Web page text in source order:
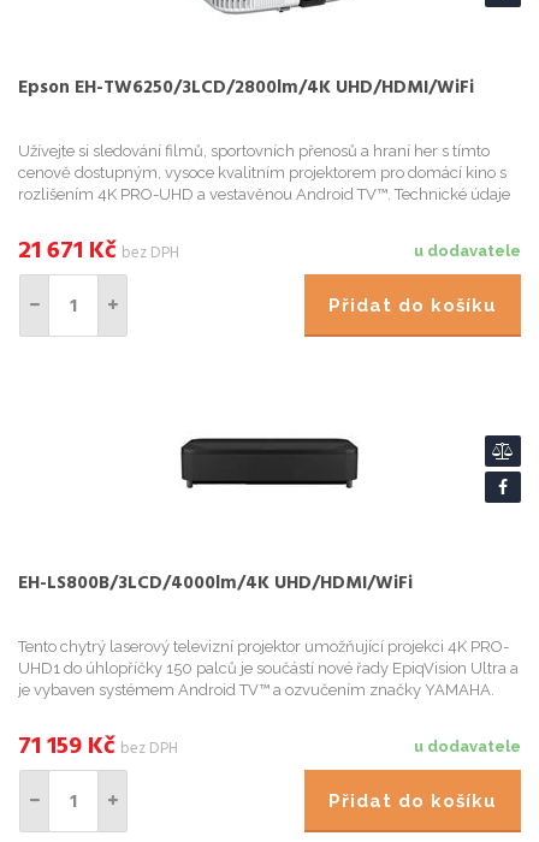
Epson EH-TW6250/3LCD/2800lm/4K UHD/HDMI/WiFi
Užívejte si sledování filmů, sportovních přenosů a hraní her s tímto
cenově dostupným, vysoce kvalitním projektorem pro domácí kino s
rozlišením 4K PRO-UHD a vestavěnou Android TV™. Technické údaje
u dodavatele
21 671 Kč bez DPH
Přidat do košíku
EH-LS800B/3LCD/4000lm/4K UHD/HDMI/WiFi
Tento chytrý laserový televizní projektor umožňující projekci 4K PRO-
UHD1 do úhlopříčky 150 palců je součástí nové řady EpiqVision Ultra a
je vybaven systémem Android TV™ a ozvučením značky YAMAHA.
u dodavatele
71 159Kč bez DPH
Přidat do košíku